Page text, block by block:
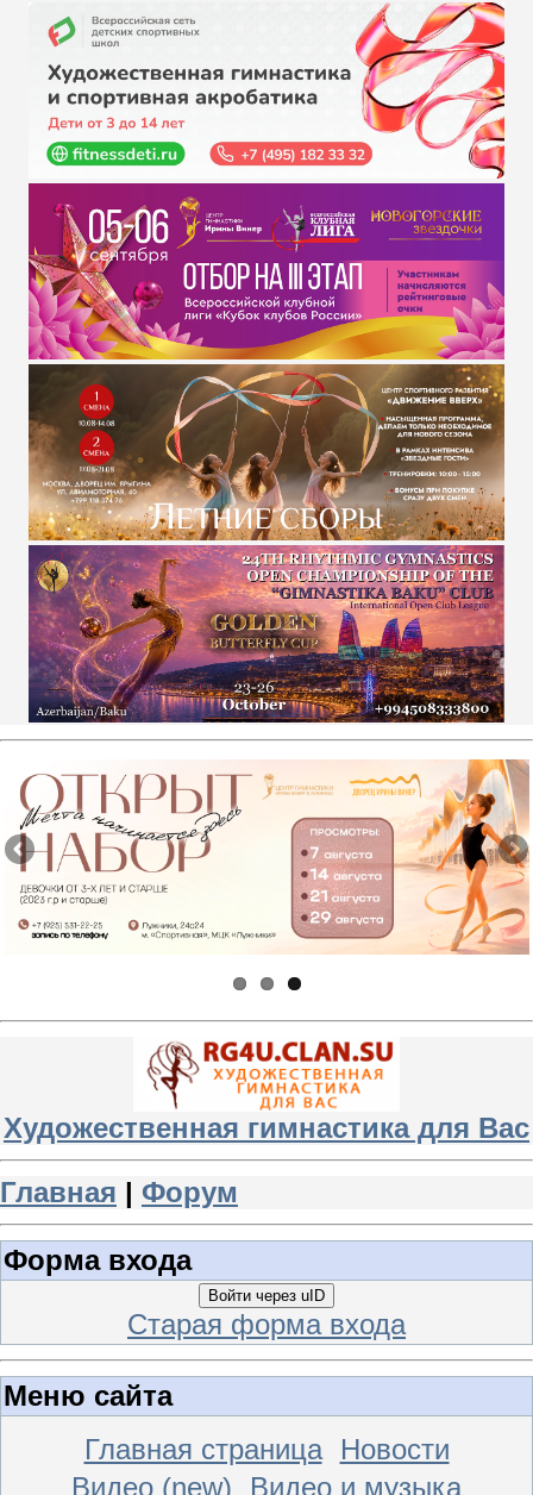
Художественная гимнастика для Вас
Главная | Форум
Форма входа
Войти через uID
Старая форма входа
Меню сайта
Главная страница
Новости
Видео (new)
Видео и музыка